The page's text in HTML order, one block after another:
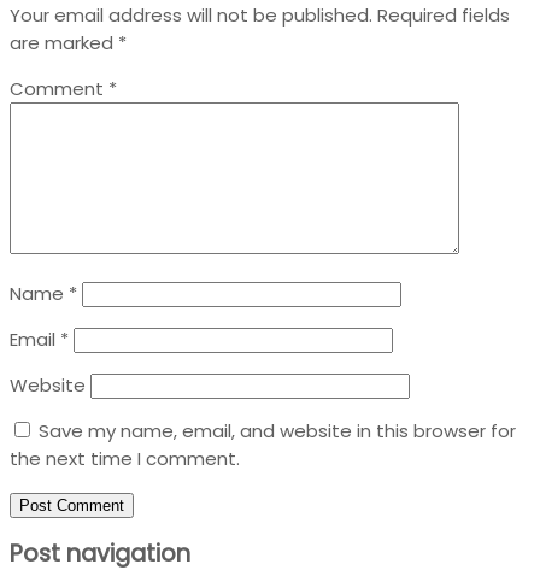
Your email address will not be published. Required fields
are marked *
Comment *
Name *
Email *
Website
Save my name, email, and website in this browser for
the next time I comment.
Post navigation